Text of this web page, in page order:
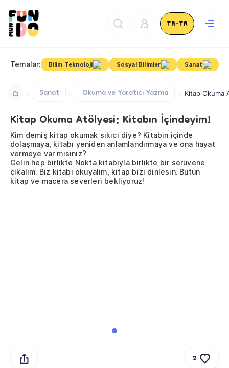
TR-TR
Temalar: Bilim Teknoloji Sosyal Bilimler Sanat
Sanat Okuma ve Yaratıcı Yazma Kitap Okuma
Kitap Okuma Atölyesi: Kitabın İçindeyim!
Kim demiş kitap okumak sıkıcı diye? Kitabın içinde
dolaşmaya, kitabı yeniden anlamlandırmaya ve ona hayat
vermeye var mısınız?
Gelin hep birlikte Nokta kitabıyla birlikte bir serüvene
çıkalım. Biz kitabı okuyalım, kitap bizi dinlesin. Bütün
kitap ve macera severleri bekliyoruz!
2